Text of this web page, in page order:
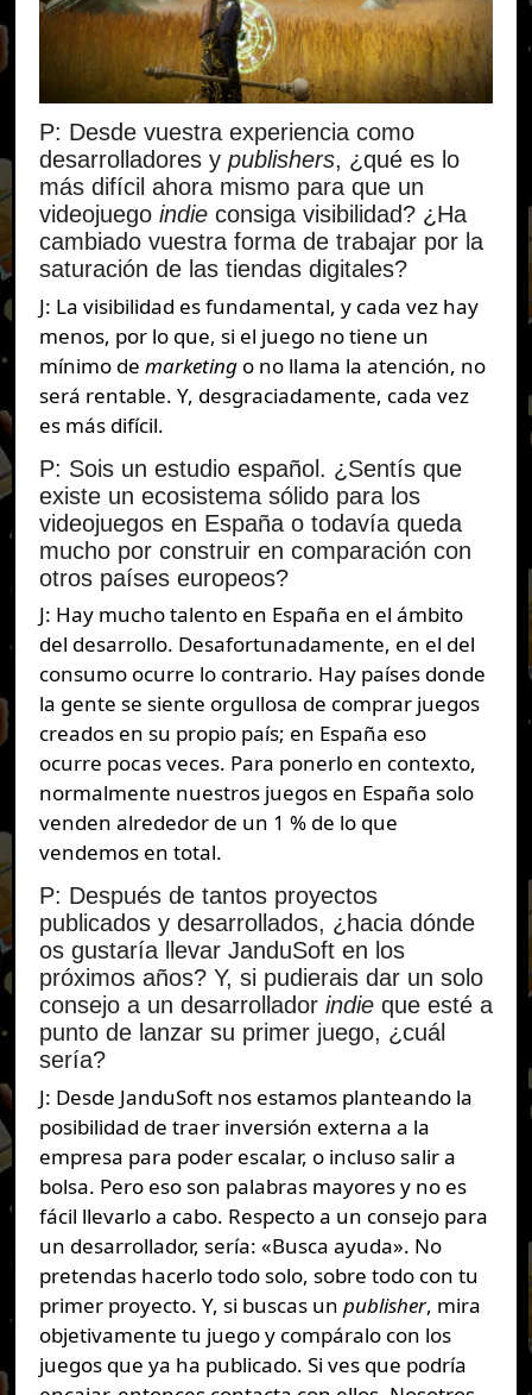
P: Desde vuestra experiencia como
desarrolladores y publishers, ¿qué es lo
más difícil ahora mismo para que un
videojuego indieconsiga visibilidad? ¿Ha
cambiado vuestra forma de trabajar por la
saturación de las tiendas digitales?
J: La visibilidad es fundamental, y cada vez hay
menos, por lo que, si el juego no tiene un
mínimo de marketingo no llama la atención, no
será rentable. Y, desgraciadamente, cada vez
es más difícil.
P: Sois un estudio español. ¿Sentís que
existe un ecosistema sólido para los
videojuegos en España o todavía queda
mucho por construir en comparación con
otros países europeos?
J: Hay mucho talento en España en el ámbito
del desarrollo. Desafortunadamente, en el del
consumo ocurre lo contrario. Hay países donde
la gente se siente orgullosa de comprar juegos
creados en su propio país; en España eso
ocurre pocas veces. Para ponerlo en contexto,
normalmente nuestros juegos en España solo
venden alrededor de un 1 % de lo que
vendemos en total.
P: Después de tantos proyectos
publicados y desarrollados, ¿hacia dónde
os gustaría llevar JanduSoft en los
próximos años? Y, si pudierais dar un solo
consejo a un desarrollador indieque esté a
punto de lanzar su primer juego, ¿cuál
sería?
J: Desde JanduSoft nos estamos planteando la
posibilidad de traer inversión externa a la
empresa para poder escalar, o incluso salir a
bolsa. Pero eso son palabras mayores y no es
fácil llevarlo a cabo. Respecto a un consejo para
un desarrollador, sería: «Busca ayuda». No
pretendas hacerlo todo solo, sobre todo con tu
primer proyecto. Y, si buscas un publisher, mira
objetivamente tu juego y compáralo con los
juegos que ya ha publicado. Si ves que podría